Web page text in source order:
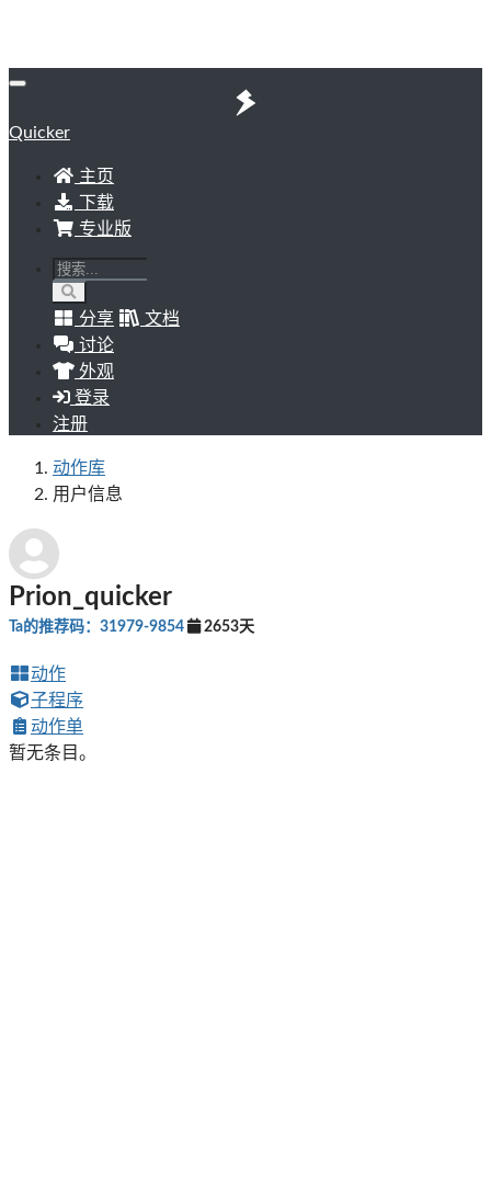
Quicker
主页
下载
专业版
分享
文档
讨论
外观
登录
注册
动作库
用户信息
Prion_quicker
Ta的推荐码：31979-9854 2653天
动作
子程序
动作单
暂无条目。